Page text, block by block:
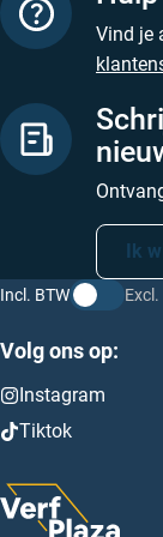
Vind je
Ik
Incl. BTW Excl.
Volg ons op:
Instagram
Tiktok